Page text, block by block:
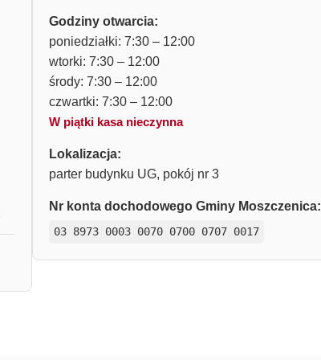
Godziny otwarcia:
poniedziałki: 7:30 – 12:00
wtorki: 7:30 – 12:00
środy: 7:30 – 12:00
czwartki: 7:30 – 12:00
W piątki kasa nieczynna
Lokalizacja:
parter budynku UG, pokój nr 3
Nr konta dochodowego Gminy Moszczenica:
03 8973 0003 0070 0700 0707 0017